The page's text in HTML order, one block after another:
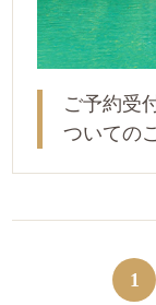
ご予約受
ついての
1